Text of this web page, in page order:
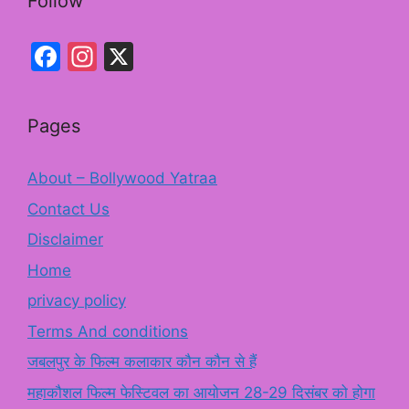
Facebook
Instagram
Pages
About – Bollywood Yatraa
Contact Us
Disclaimer
Home
privacy policy
Terms And conditions
जबलपुर के फिल्म कलाकार कौन कौन से हैं
महाकौशल फिल्म फेस्टिवल का आयोजन 28-29 दिसंबर को होगा